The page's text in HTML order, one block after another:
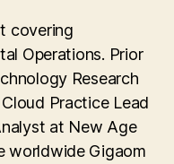
covering
Operations. Prior
Research
Practice Lead
at New Age
worldwide Gigaom